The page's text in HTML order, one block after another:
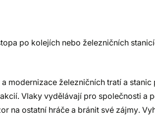
po kolejích nebo železničních
modernizace železničních tratí a stanic
Vlaky vydělávají pro společnosti a
na ostatní hráče a bránit své zájmy.